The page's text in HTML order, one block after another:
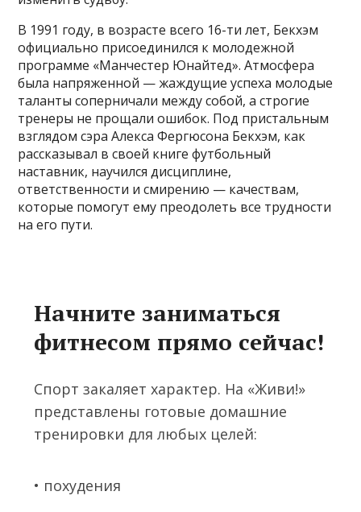
В 1991 году, в возрасте всего 16-ти лет, Бекхэм
официально присоединился к молодежной
программе «Манчестер Юнайтед». Атмосфера
была напряженной — жаждущие успеха молодые
таланты соперничали между собой, а строгие
тренеры не прощали ошибок. Под пристальным
взглядом сэра Алекса Фергюсона Бекхэм, как
рассказывал в своей книге футбольный
наставник, научился дисциплине,
ответственности и смирению — качествам,
которые помогут ему преодолеть все трудности
на его пути.
Начните заниматься
фитнесом прямо сейчас!
Спорт закаляет характер. На «Живи!»
представлены готовые домашние
тренировки для любых целей:
• похудения